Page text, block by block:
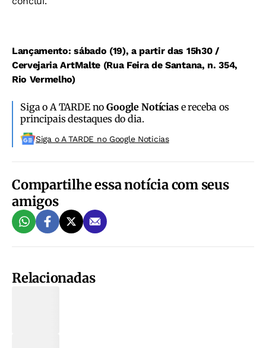
Lançamento: sábado (19), a partir das 15h30 /
Cervejaria ArtMalte (Rua Feira de Santana, n. 354,
Rio Vermelho)
Siga o A TARDE noGoogle Notíciase receba os
principais destaques do dia.
Siga o A TARDE no Google Noticias
Compartilhe essa notícia com seus
amigos
Relacionadas